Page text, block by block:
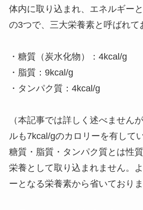
体内に取り込まれ、エネルギー
の3つで、三大栄養素と呼ばれて
・糖質（炭水化物）：4kcal/g
・脂質：9kcal/g
・タンパク質：4kcal/g
（本記事では詳しく述べません
ルも7kcal/gのカロリーを有して
糖質・脂質・タンパク質とは性
栄養として取り込まれません。
ーとなる栄養素から省いておりま